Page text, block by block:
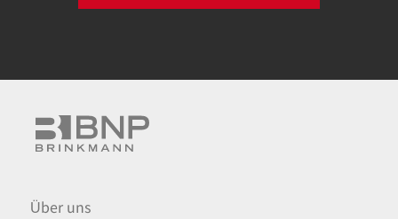
Über uns